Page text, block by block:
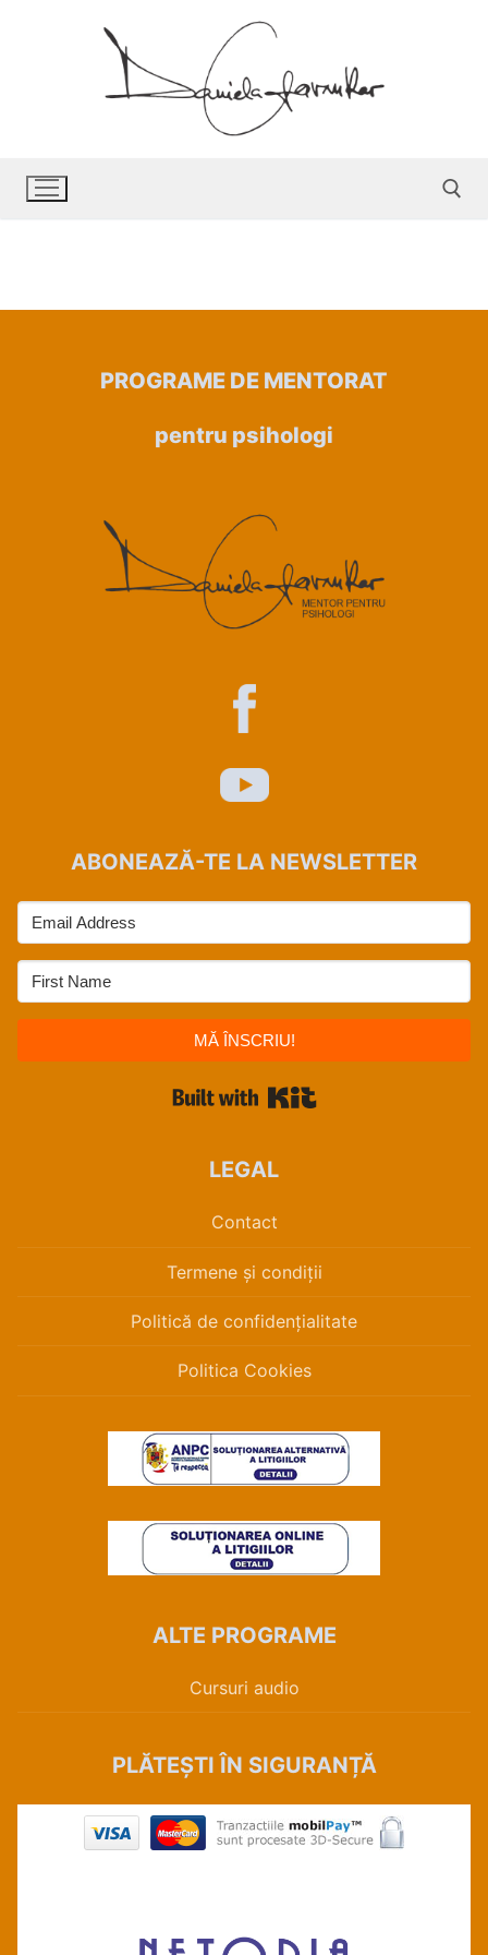
PROGRAME DE MENTORAT
pentru psihologi
ABONEAZĂ-TE LA NEWSLETTER
MĂ ÎNSCRIU!
LEGAL
Contact
Termene și condiții
Politică de confidențialitate
Politica Cookies
ALTE PROGRAME
Cursuri audio
PLĂTEȘTI ÎN SIGURANȚĂ